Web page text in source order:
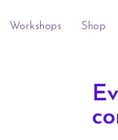
Workshops Shop